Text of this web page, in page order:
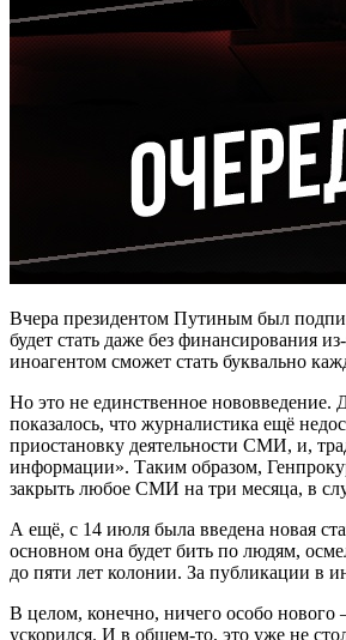
Вчера президентом Путиным был
будет стать даже без финансирования
иноагентом сможет стать буквально
Но это не единственное
показалось, что журналистика ещё
приостановку деятельности СМИ, и,
информации». Таким образом,
закрыть любое СМИ на три месяца, в
А ещё, с 14 июля была введена новая
основном она будет бить по людям,
до пяти лет колонии. За публикации в
В целом, конечно, ничего особо нового
ускорился. И в общем-то, это уже не